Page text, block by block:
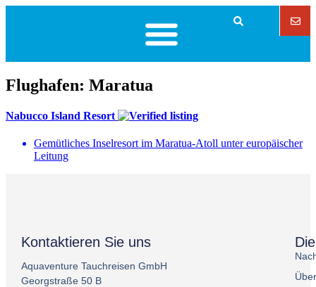
Flughafen: Maratua
Nabucco Island Resort
Gemütliches Inselresort im Maratua-Atoll unter europäischer
Leitung
Kontaktieren Sie uns
Aquaventure Tauchreisen GmbH
Georgstraße 50 B